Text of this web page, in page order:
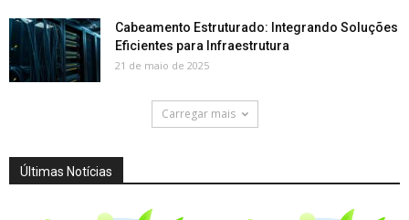
Cabeamento Estruturado: Integrando Soluções
Eficientes para Infraestrutura
21 de maio de 2025
Carregar mais
Últimas Notícias